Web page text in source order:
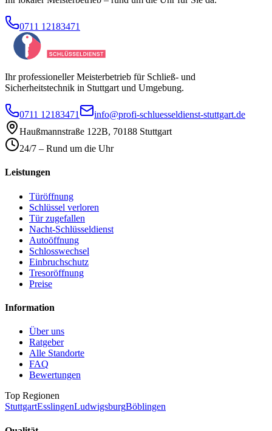
0711 12183471
Ihr professioneller Meisterbetrieb für Schließ- und
Sicherheitstechnik in Stuttgart und Umgebung.
0711 12183471
info@profi-schluesseldienst-stuttgart.de
Haußmannstraße 122B, 70188 Stuttgart
24/7 – Rund um die Uhr
Leistungen
Türöffnung
Schlüssel verloren
Tür zugefallen
Nacht-Schlüsseldienst
Autoöffnung
Schlosswechsel
Einbruchschutz
Tresoröffnung
Preise
Information
Über uns
Ratgeber
Alle Standorte
FAQ
Bewertungen
Top Regionen
StuttgartEsslingenLudwigsburgBöblingen